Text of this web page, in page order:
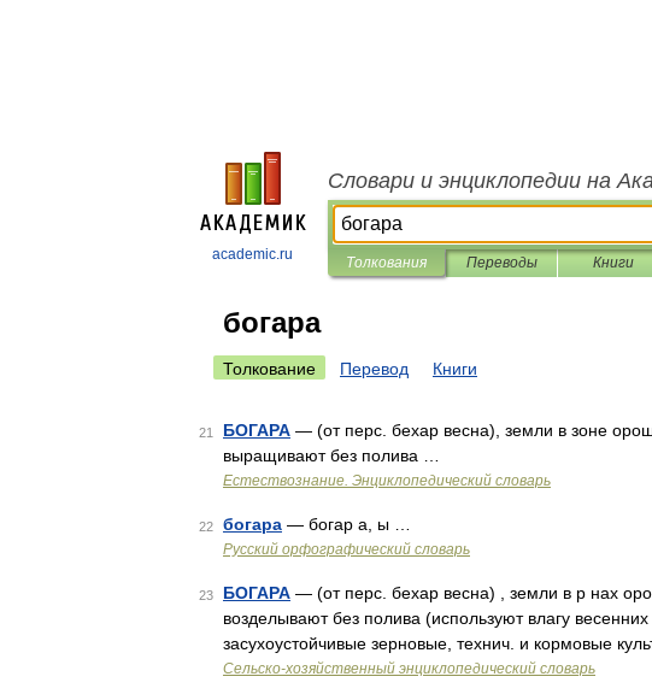
academic.ru
Словари и энциклопедии на
Толкования Переводы Книги
богара
Толкование Перевод Книги
21 БОГАРА — (от перс. бехар весна), земли в зоне
выращивают без полива …
Естествознание. Энциклопедический словарь
22 богара — богар а, ы …
Русский орфографический словарь
23 БОГАРА — (от перс. бехар весна) , земли в р нах
возделывают без полива (используют влагу
засухоустойчивые зерновые, технич. и кормовые
Сельско-хозяйственный энциклопедический словарь